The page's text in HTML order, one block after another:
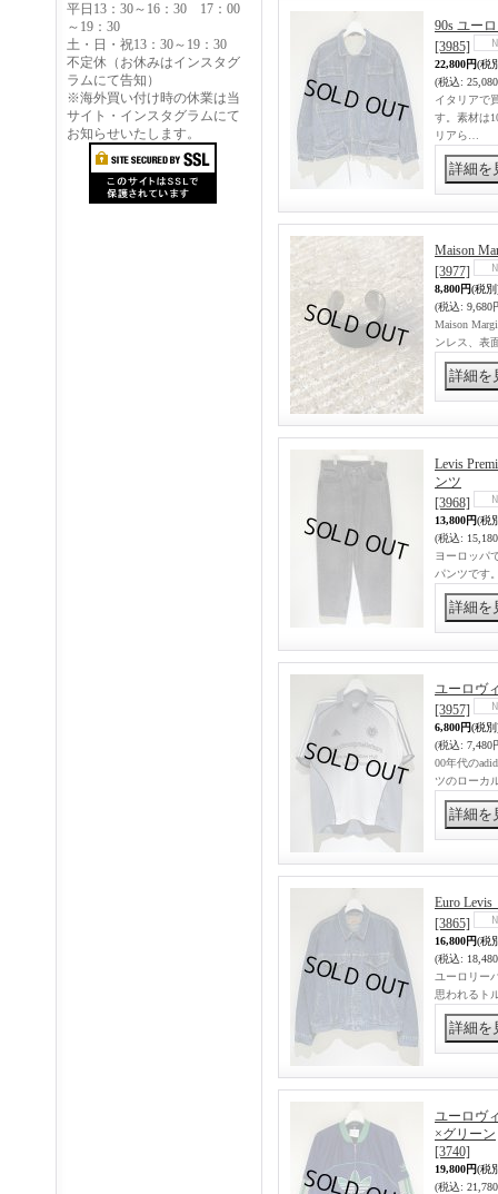
平日13：30～16：30 17：00
～19：30
土・日・祝13：30～19：30
不定休（お休みはインスタグ
ラムにて告知）
※海外買い付け時の休業は当
サイト・インスタグラムにて
お知らせいたします。
90s ユー
[3985]
22,800円(税
(税込:
イタリアで
す。素材は
リアら…
Maison
[3977]
8,800円(税
(税込: 9,680
Maison
ンレス、表
Levis
ンツ
[3968]
13,800円(税
(税込:
ヨーロッパ
パンツです
ユーロヴ
[3957]
6,800円(税
(税込: 7,480
00年代の
ツのローカ
Euro
[3865]
16,800円(税
(税込:
ユーロリー
思われるト
ユーロヴ
×グリーン
[3740]
19,800円(税
(税込: